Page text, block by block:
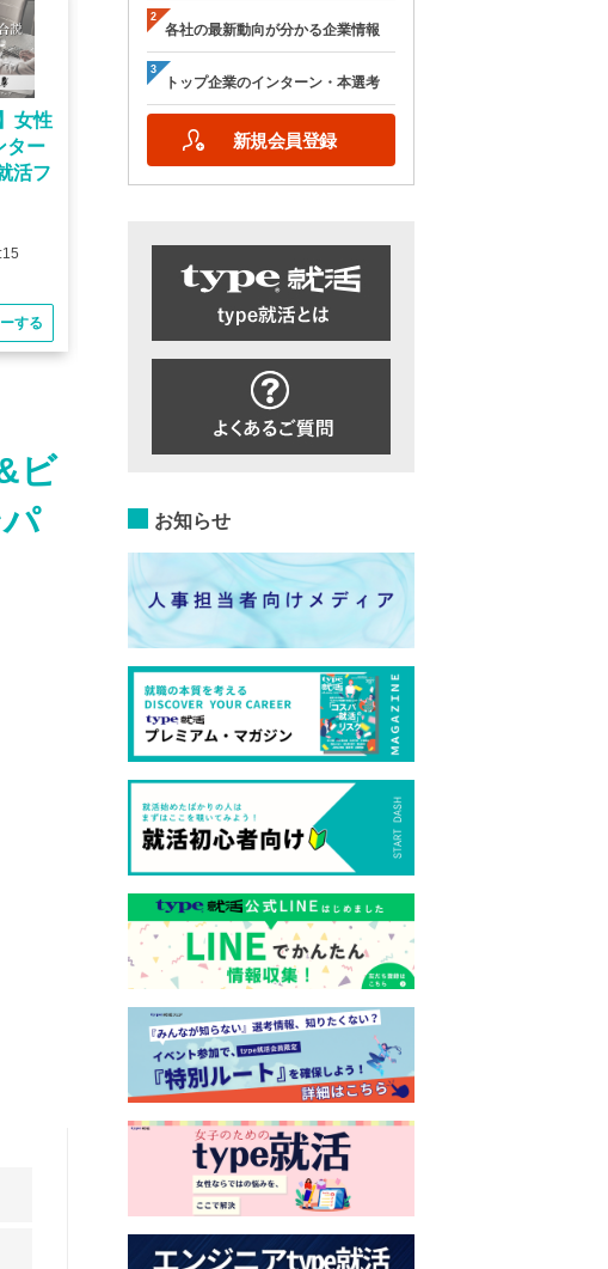
女性
ター
活フ
する
【28卒/オンライン合説】エン
ジニア志望者のための早期選
考＆インターンシップ・ラボ
エントリーする
【28卒/オンライン】人
ためのOB・OG座談会＞
ビ
各社の最新動向が分かる企業情報
トップ企業のインターン・本選考
新規会員登録
お知らせ